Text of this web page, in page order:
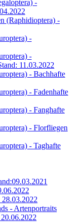
-
(Raphidioptera) -
-
-
11.03.2022
- Bachhafte
- Fadenhafte
- Fanghafte
- Florfliegen
- Taghafte
- Artenportraits